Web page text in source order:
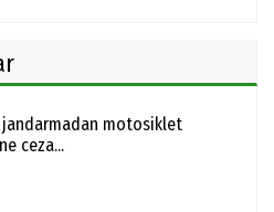
jandarmadan motosiklet
ceza...